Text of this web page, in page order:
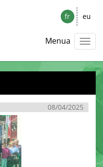
fr eu
Menua
08/04/2025